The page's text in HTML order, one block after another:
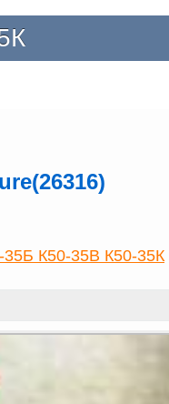
35Б К50-35В К50-35К